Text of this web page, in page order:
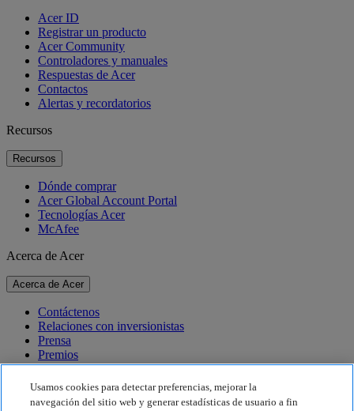
Acer ID
Registrar un producto
Acer Community
Controladores y manuales
Respuestas de Acer
Contactos
Alertas y recordatorios
Recursos
Recursos
Dónde comprar
Acer Global Account Portal
Tecnologías Acer
McAfee
Acerca de Acer
Acerca de Acer
Contáctenos
Relaciones con inversionistas
Prensa
Premios
Eventos
Sostenibilidad
Usamos cookies para detectar preferencias, mejorar la
navegación del sitio web y generar estadísticas de usuario a fin